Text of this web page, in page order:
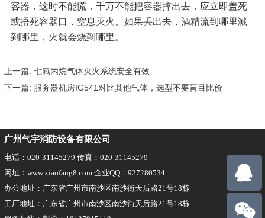
容器，这时不能慌，千万不能把容器摔出去，应立即盖死
或捂死容器口，窒息灭火。如果丢出去，酒精流到哪里溅
到哪里，火就会烧到哪里。
上一篇: 七氟丙烷气体灭火系统安全有效
下一篇: 服务器机房IG541对比其他气体，选型不要盲目比价
广州气宇消防设备有限公司
电话：020-31145279 传真：020-31145279
网址：www.xiaofang8.com 企业QQ：927280534
办公地址：广东省广州市南沙区南沙街天后路21号18栋
工厂地址：广东省广州市南沙区南沙街天后路21号18栋